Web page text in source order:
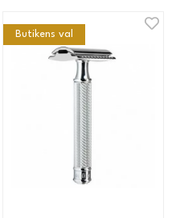
Butikens val